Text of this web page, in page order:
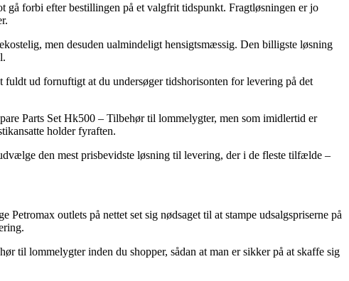
gå forbi efter bestillingen på et valgfrit tidspunkt. Fragtløsningen er jo
men desuden ualmindeligt hensigtsmæssig. Den billigste løsning
ud fornuftigt at du undersøger tidshorisonten for levering på det
Parts Set Hk500 – Tilbehør til lommelygter, men som imidlertid er
holder fyraften.
den mest prisbevidste løsning til levering, der i de fleste tilfælde –
outlets på nettet set sig nødsaget til at stampe udsalgspriserne på
til lommelygter inden du shopper, sådan at man er sikker på at skaffe sig